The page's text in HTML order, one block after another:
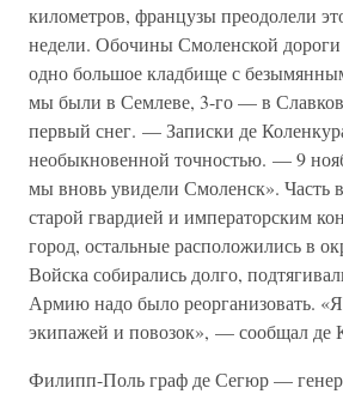
километров, французы преодолели
недели. Обочины Смоленской дороги
одно большое кладбище с
мы были в Семлеве, 3-го — в
первый снег. — Записки де
необыкновенной точностью. — 9
мы вновь увидели Смоленск». Часть
старой гвардией и императорским
город, остальные расположились в
Войска собирались долго,
Армию надо было реорганизовать.
экипажей и повозок», — сообщал де
Филипп-Поль граф де Сегюр —